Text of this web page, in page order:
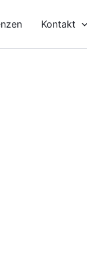
Kontakt